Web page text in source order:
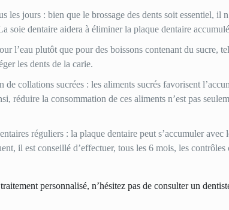
les jours : bien que le brossage des dents soit essentiel, il
soie dentaire aidera à éliminer la plaque dentaire
l’eau plutôt que pour des boissons contenant du sucre,
les dents de la carie.
collations sucrées : les aliments sucrés favorisent
réduire la consommation de ces aliments n’est pas
réguliers : la plaque dentaire peut s’accumuler
il est conseillé d’effectuer, tous les 6 mois, les
personnalisé, n’hésitez pas de consulter un